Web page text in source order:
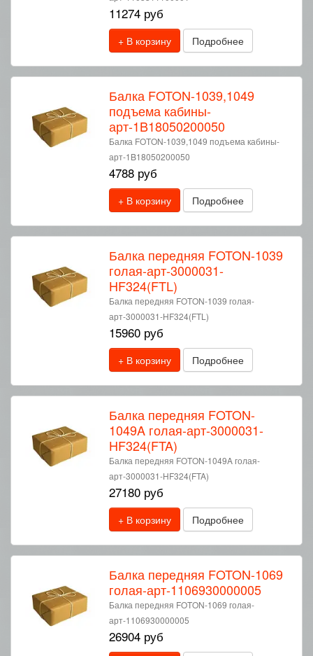
11274 руб
+ В корзину Подробнее
Балка FOTON-1039,1049
подъема кабины-
арт-1B18050200050
Балка FOTON-1039,1049 подъема кабины-
арт-1B18050200050
4788 руб
+ В корзину Подробнее
Балка передняя FOTON-1039
голая-арт-3000031-
HF324(FTL)
Балка передняя FOTON-1039 голая-
арт-3000031-HF324(FTL)
15960 руб
+ В корзину Подробнее
Балка передняя FOTON-
1049A голая-арт-3000031-
HF324(FTA)
Балка передняя FOTON-1049A голая-
арт-3000031-HF324(FTA)
27180 руб
+ В корзину Подробнее
Балка передняя FOTON-1069
голая-арт-1106930000005
Балка передняя FOTON-1069 голая-
арт-1106930000005
26904 руб